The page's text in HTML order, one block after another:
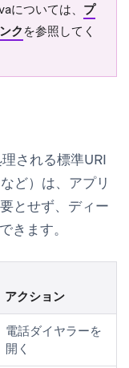
については、 プ
ク を参照してく
される標準URI
など）は、アプリ
とせず、ディー
きます。
アクション
電話ダイヤラーを
開く